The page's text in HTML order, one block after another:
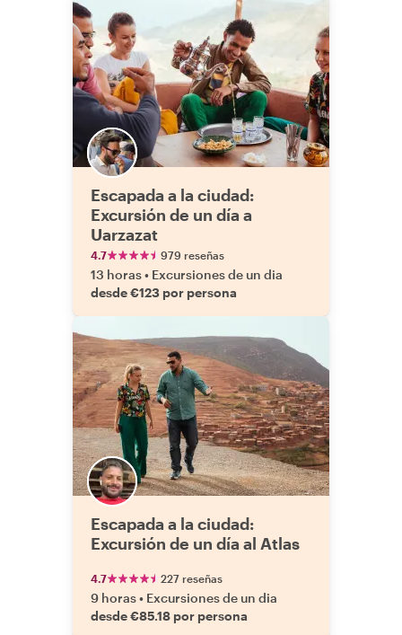
experiencia
Escapada a la ciudad:
Excursión de un día a
Uarzazat
4.7 979 reseñas
13 horas• Excursiones de un dia
desde €123 por persona
Escapada a la ciudad:
Excursión de un día al Atlas
4.7 227 reseñas
9 horas• Excursiones de un dia
desde €85.18 por persona